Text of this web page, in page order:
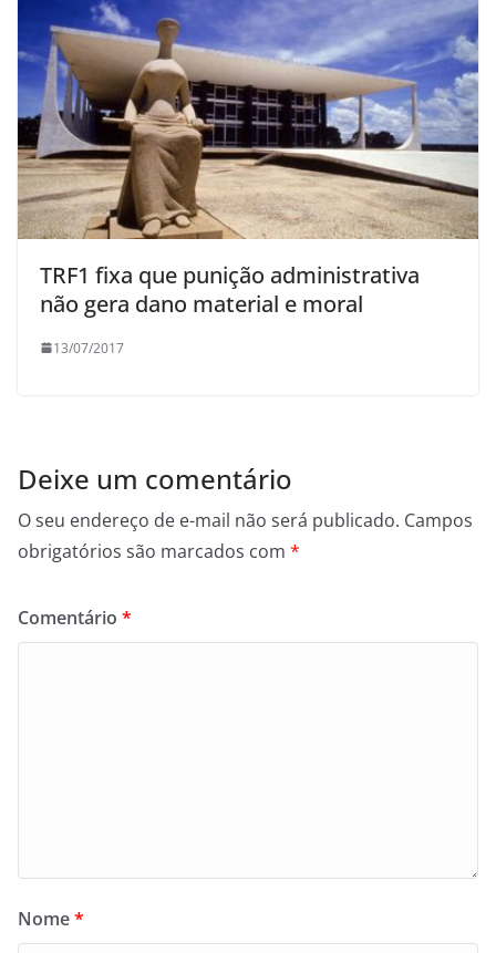
TRF1 fixa que punição administrativa
não gera dano material e moral
13/07/2017
Deixe um comentário
O seu endereço de e-mail não será publicado. Campos
obrigatórios são marcados com *
Comentário *
Nome*